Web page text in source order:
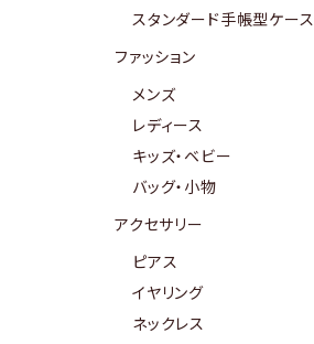
スタンダード手帳型ケース
ファッション
メンズ
レディース
キッズ・ベビー
バッグ・小物
アクセサリー
ピアス
イヤリング
ネックレス